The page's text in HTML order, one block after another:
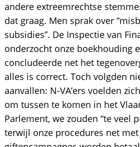
andere extreemrechtse
dat graag. Men sprak over
subsidies”. De Inspectie van
onderzocht onze boekhouding
concludeerde net het
alles is correct. Toch volgden
aanvallen: N-VA’ers voelden
om tussen te komen in het
Parlement, we zouden “te veel
terwijl onze procedures net met